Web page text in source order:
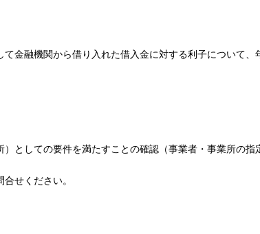
金融機関から借り入れた借入金に対する利子について
としての要件を満たすことの確認（事業者・事業所の指
せください。